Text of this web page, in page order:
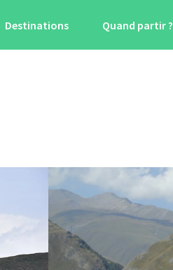
Destinations Quand partir ?